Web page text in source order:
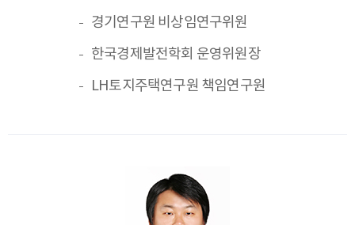
경기연구원 비상임연구위원
한국경제발전학회 운영위원장
LH토지주택연구원 책임연구원